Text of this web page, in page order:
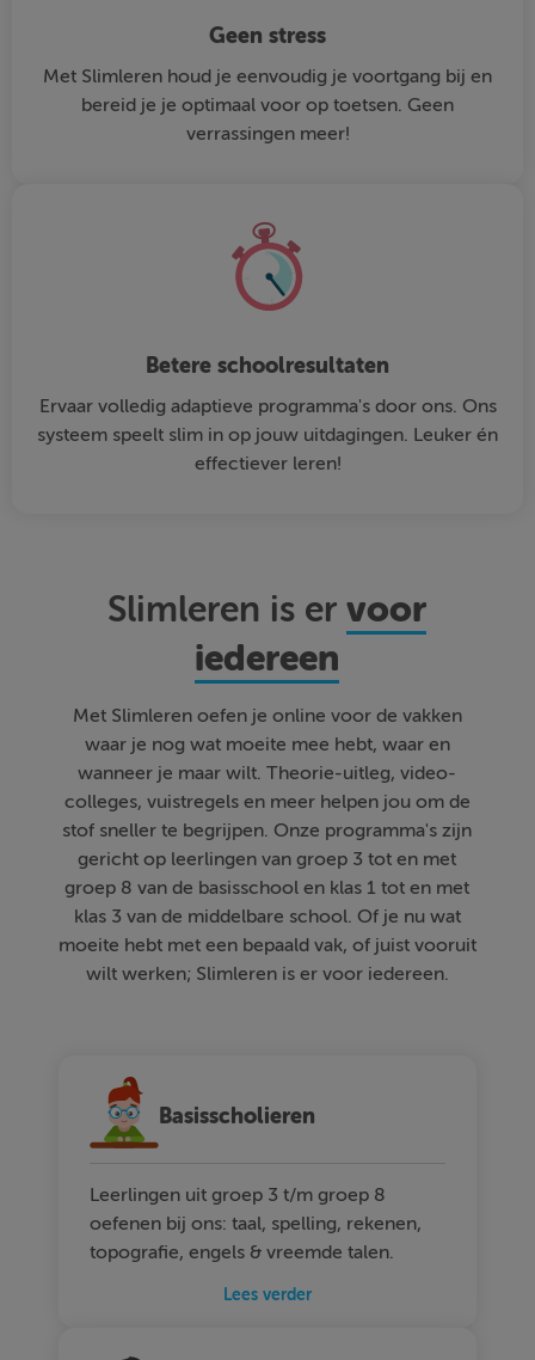
Geen stress
Met Slimleren houd je eenvoudig je voortgang bij en
bereid je je optimaal voor op toetsen. Geen
verrassingen meer!
Betere schoolresultaten
Ervaar volledig adaptieve programma's door ons. Ons
systeem speelt slim in op jouw uitdagingen. Leuker én
effectiever leren!
Slimleren is ervoor
iedereen
Met Slimleren oefen je online voor de vakken
waar je nog wat moeite mee hebt, waar en
wanneer je maar wilt. Theorie-uitleg, video-
colleges, vuistregels en meer helpen jou om de
stof sneller te begrijpen. Onze programma's zijn
gericht op leerlingen van groep 3 tot en met
groep 8 van de basisschool en klas 1 tot en met
klas 3 van de middelbare school. Of je nu wat
moeite hebt met een bepaald vak, of juist vooruit
wilt werken; Slimleren is er voor iedereen.
Basisscholieren
Leerlingen uit groep 3 t/m groep 8
oefenen bij ons: taal, spelling, rekenen,
topografie, engels & vreemde talen.
Lees verder